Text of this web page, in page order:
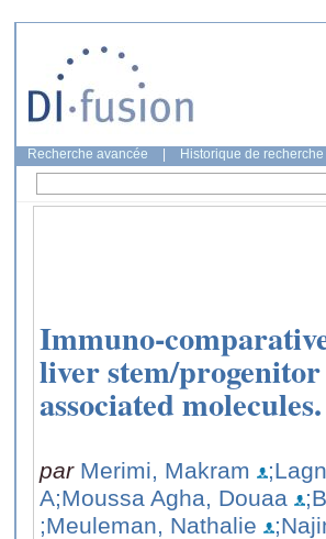
Recherche avancée Historique de recherche
Immuno-
liver stem/
associated molecules.
par Merimi, Makram
A;Moussa Agha, Douaa
;Meuleman, Nathalie